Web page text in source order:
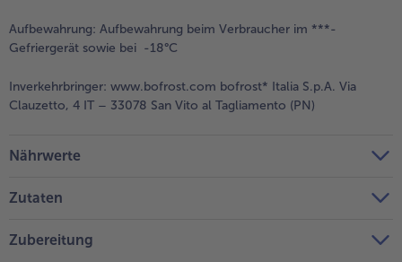
Aufbewahrung: Aufbewahrung beim Verbraucher im ***-
Gefriergerät sowie bei -18°C
Inverkehrbringer: www.bofrost.com bofrost* Italia S.p.A. Via
Clauzetto, 4 IT – 33078 San Vito al Tagliamento (PN)
Nährwerte
Zutaten
Zubereitung